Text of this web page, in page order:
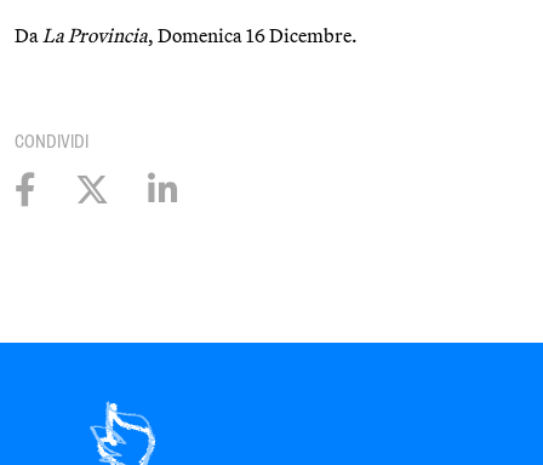
DaLa Provincia, Domenica 16 Dicembre.
CONDIVIDI